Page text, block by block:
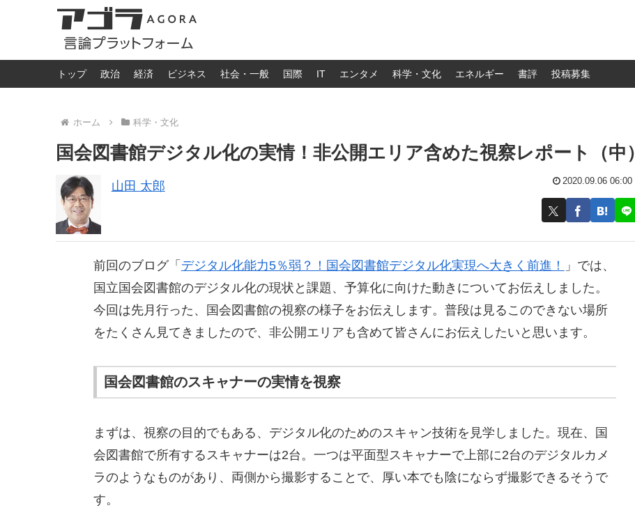
トップ 政治 経済 ビジネス 社会・一般 国際 IT エンタメ 科学・文化 エネルギー 書評 投稿募集
ホーム 科学・文化
国会図書館デジタル化の実情！非公開エリア含めた視察レポート（中）
山田 太郎 2020.09.06 06:00
前回のブログ「 デジタル化能力5％弱？！国会図書館デジタル化実現へ大きく前進！
」では、
国立国会図書館のデジタル化の現状と課題、予算化に向けた動きについてお伝えしました。
今回は先月行った、国会図書館の視察の様子をお伝えします。普段は見るこのできない場所
をたくさん見てきましたので、非公開エリアも含めて皆さんにお伝えしたいと思います。
国会図書館のスキャナーの実情を視察
まずは、視察の目的でもある、デジタル化のためのスキャン技術を見学しました。現在、国
会図書館で所有するスキャナーは2台。一つは平面型スキャナーで上部に2台のデジタルカメ
ラのようなものがあり、両側から撮影することで、厚い本でも陰にならず撮影できるそうで
す。